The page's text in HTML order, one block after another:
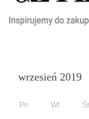
wrzesień 2019
Pn Wt Śr